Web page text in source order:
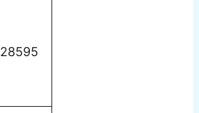
28595